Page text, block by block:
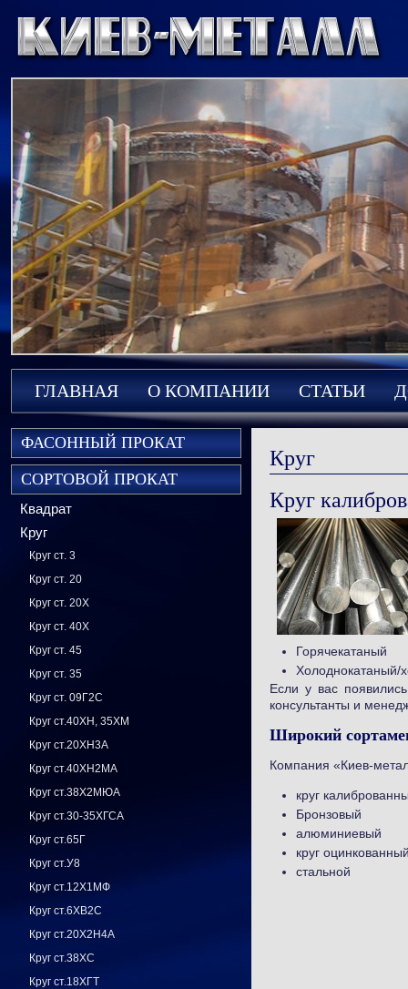
ГЛАВНАЯ О КОМПАНИИ СТАТЬИ
ФАСОННЫЙ ПРОКАТ
СОРТОВОЙ ПРОКАТ
Квадрат
Круг
Круг ст. 3
Круг ст. 20
Круг ст. 20Х
Круг ст. 40Х
Круг ст. 45
Круг ст. 35
Круг ст. 09Г2С
Круг ст.40ХН, 35ХМ
Круг ст.20ХН3А
Круг ст.40ХН2МА
Круг ст.38Х2МЮА
Круг ст.30-35ХГСА
Круг ст.65Г
Круг ст.У8
Круг ст.12Х1МФ
Круг ст.6ХВ2С
Круг ст.20Х2Н4А
Круг ст.38ХС
Круг ст.18ХГТ
Круг
Круг
Горячекатаный
Холоднокатаный/
Если у вас
консультанты и
Широкий
Компания «Киев-
круг
Бронзовый
алюминиевый
круг
стальной